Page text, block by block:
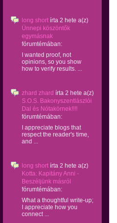
long short írta 2 hete a(z)
Ünnepi köszöntők
egymásnak
fórumtémában:
I wanted proof, not
opinions, so you show
how to verify results. ...
zhard zhard írta 2 hete a(z)
S.O.S. Bakonyszentlászlói
Dal és Nótakörnek!!!!
fórumtémában:
I appreciate blogs that
respect the reader's time,
and ...
long short írta 2 hete a(z)
Kotta: Kapitány Anni -
Beszéljünk másról
fórumtémában:
What a thoughtful write-up;
I appreciate how you
connect ...